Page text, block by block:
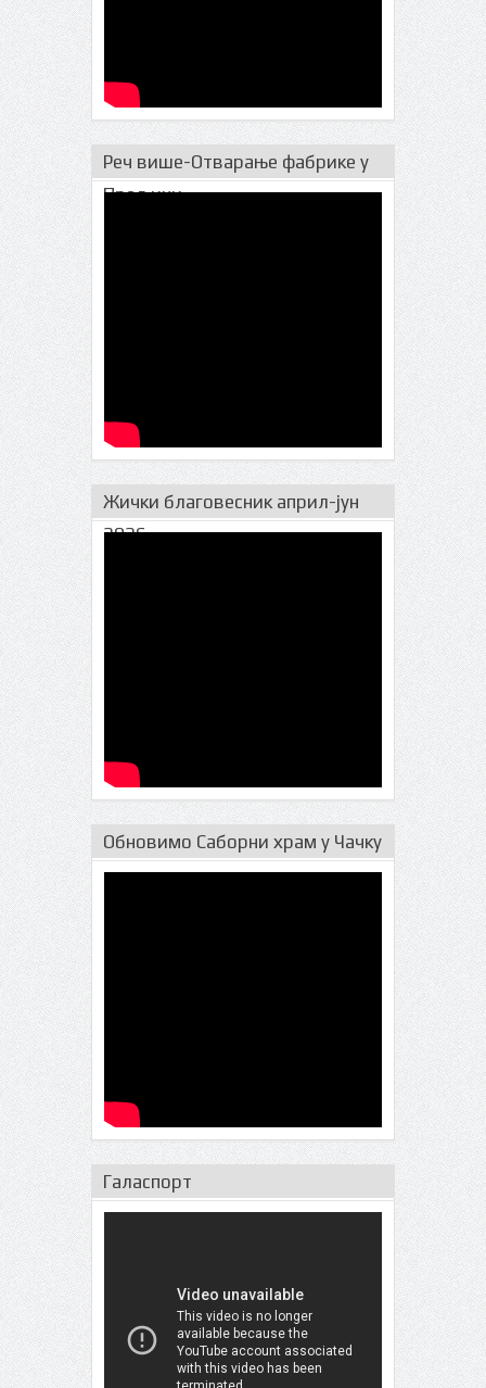
Реч више-Отварање фабрике у
Прељини
Жички благовесник април-јун
2026.
Обновимо Саборни храм у Чачку
Галаспорт